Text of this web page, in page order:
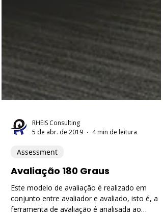
5 de abr. de 2019
Assessment
Avaliação 180 Graus
Este modelo de avaliação é realizado em